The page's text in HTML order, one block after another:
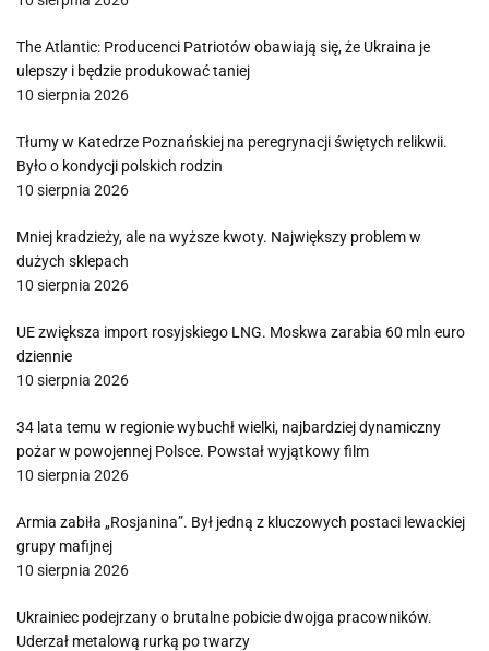
The Atlantic: Producenci Patriotów obawiają się, że Ukraina je
ulepszy i będzie produkować taniej
10 sierpnia 2026
Tłumy w Katedrze Poznańskiej na peregrynacji świętych relikwii.
Było o kondycji polskich rodzin
10 sierpnia 2026
Mniej kradzieży, ale na wyższe kwoty. Największy problem w
dużych sklepach
10 sierpnia 2026
UE zwiększa import rosyjskiego LNG. Moskwa zarabia 60 mln euro
dziennie
10 sierpnia 2026
34 lata temu w regionie wybuchł wielki, najbardziej dynamiczny
pożar w powojennej Polsce. Powstał wyjątkowy film
10 sierpnia 2026
Armia zabiła „Rosjanina”. Był jedną z kluczowych postaci lewackiej
grupy mafijnej
10 sierpnia 2026
Ukrainiec podejrzany o brutalne pobicie dwojga pracowników.
Uderzał metalową rurką po twarzy